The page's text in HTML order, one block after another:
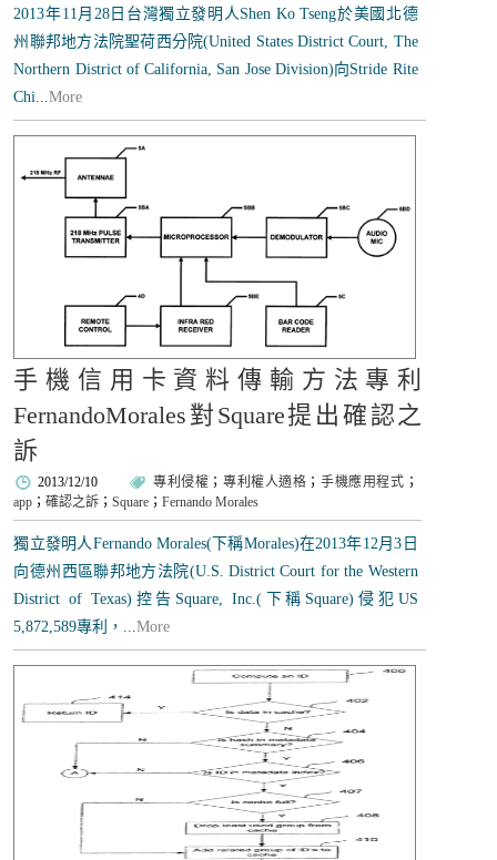
2013年11月28日台灣獨立發明人Shen Ko Tseng於美國北德
州聯邦地方法院聖荷西分院(United States District Court, The
Northern District of California, San Jose Division)向Stride Rite
Chi...More
手機信用卡資料傳輸方法專利
FernandoMorales對Square提出確認之
訴
2013/12/10 專利侵權 ； 專利權人適格 ； 手機應用程式 ；
app ；確認之訴 ；Square ；Fernando Morales
獨立發明人Fernando Morales(下稱Morales)在2013年12月3日
向德州西區聯邦地方法院(U.S. District Court for the Western
District of Texas)控告Square, Inc.(下稱Square)侵犯US
5,872,589專利，...More